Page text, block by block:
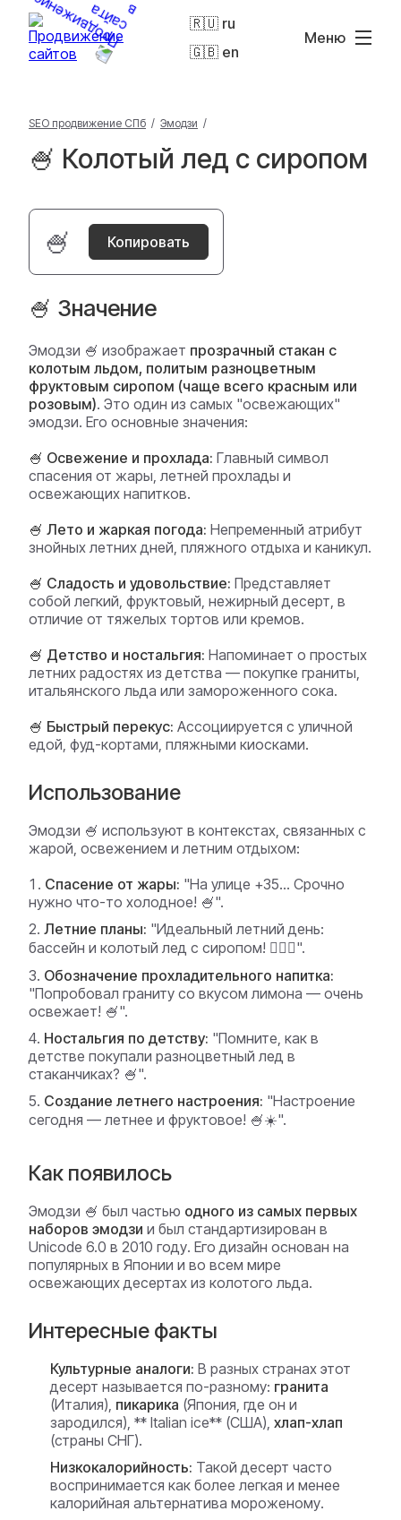
🇷🇺 ru
🇬🇧 en
Меню
SEO продвижение СПб / Эмодзи /
🍧 Колотый лед с сиропом
🍧 Копировать
🍧 Значение
Эмодзи 🍧 изображает прозрачный стакан с
колотым льдом, политым разноцветным
фруктовым сиропом (чаще всего красным или
розовым). Это один из самых "освежающих"
эмодзи. Его основные значения:
🍧 Освежение и прохлада: Главный символ
спасения от жары, летней прохлады и
освежающих напитков.
🍧 Лето и жаркая погода: Непременный атрибут
знойных летних дней, пляжного отдыха и каникул.
🍧 Сладость и удовольствие: Представляет
собой легкий, фруктовый, нежирный десерт, в
отличие от тяжелых тортов или кремов.
🍧 Детство и ностальгия: Напоминает о простых
летних радостях из детства — покупке граниты,
итальянского льда или замороженного сока.
🍧 Быстрый перекус: Ассоциируется с уличной
едой, фуд-кортами, пляжными киосками.
Использование
Эмодзи 🍧 используют в контекстах, связанных с
жарой, освежением и летним отдыхом:
Спасение от жары: "На улице +35... Срочно
нужно что-то холодное! 🍧".
Летние планы: "Идеальный летний день:
бассейн и колотый лед с сиропом! 🏊‍♂️🍧".
Обозначение прохладительного напитка:
"Попробовал граниту со вкусом лимона — очень
освежает! 🍧".
Ностальгия по детству: "Помните, как в
детстве покупали разноцветный лед в
стаканчиках? 🍧".
Создание летнего настроения: "Настроение
сегодня — летнее и фруктовое! 🍧☀️".
Как появилось
Эмодзи 🍧 был частью одного из самых первых
наборов эмодзи и был стандартизирован в
Unicode 6.0 в 2010 году. Его дизайн основан на
популярных в Японии и во всем мире
освежающих десертах из колотого льда.
Интересные факты
Культурные аналоги: В разных странах этот
десерт называется по-разному: гранита
(Италия), пикарика (Япония, где он и
зародился), ** Italian ice** (США), хлап-хлап
(страны СНГ).
Низкокалорийность: Такой десерт часто
воспринимается как более легкая и менее
калорийная альтернатива мороженому.